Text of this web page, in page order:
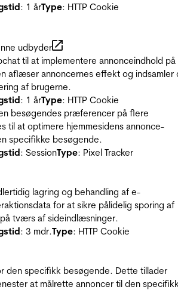
: 1 årType: HTTP Cookie
udbyder
til at implementere annonceindhold på
aflæser annoncernes effekt og indsamler
af brugerne.
: 1 årType: HTTP Cookie
besøgendes præferencer på flere
til at optimere hjemmesidens annonce-
specifikke besøgende.
: SessionType: Pixel Tracker
lagring og behandling af e-
for at sikre pålidelig sporing af
tværs af sideindlæsninger.
: 3 mdr.Type: HTTP Cookie
den specifikk besøgende. Dette tillader
at målrette annoncer til den